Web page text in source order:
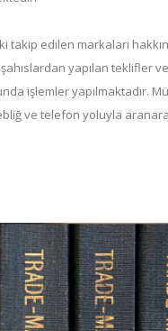
takip edilen markaları
yapılan teklifler
işlemler yapılmaktadır.
ve telefon yoluyla